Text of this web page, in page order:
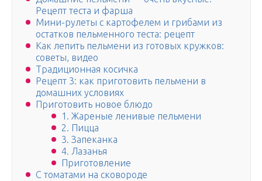
Рецепт теста и фарша
Мини-рулеты с картофелем и грибами из
остатков пельменного теста: рецепт
Как лепить пельмени из готовых кружков:
советы, видео
Традиционная косичка
Рецепт 3: как приготовить пельмени в
домашних условиях
Приготовить новое блюдо
1. Жареные ленивые пельмени
2. Пицца
3. Запеканка
4. Лазанья
Приготовление
С томатами на сковороде